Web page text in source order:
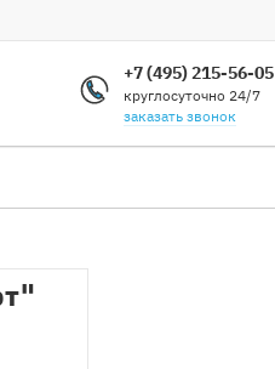
+7 (495) 215-56-05
круглосуточно 24/7
заказать звонок